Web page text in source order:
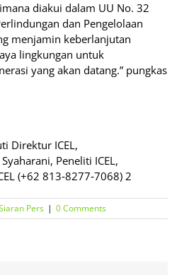
diakui dalam UU No. 32
dan Pengelolaan
menjamin keberlanjutan
lingkungan untuk
yang akan datang.” pungkas
Direktur ICEL,
Peneliti ICEL,
(+62 813‑8277‑7068) 2
Pers | 0 Comments